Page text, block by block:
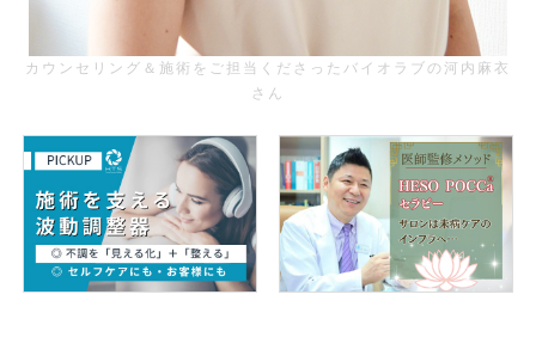
カウンセリング＆施術をご担当くださったバイオラブの河内麻衣
さん